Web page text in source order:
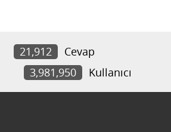
21,912
Cevap
3,981,950 Kullanıcı